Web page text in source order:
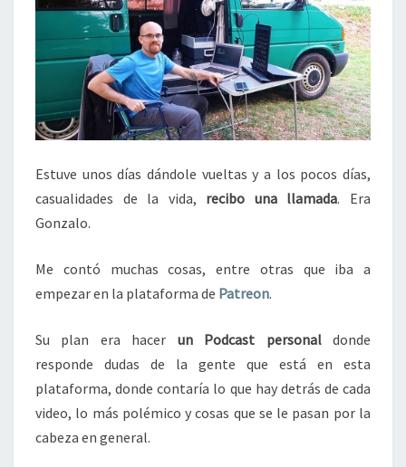
Estuve unos días dándole vueltas y a los pocos días,
casualidades de la vida, recibo una llamada. Era
Gonzalo.
Me contó muchas cosas, entre otras que iba a
empezar en la plataforma de Patreon.
Su plan era hacer un Podcast personaldonde
responde dudas de la gente que está en esta
plataforma, donde contaría lo que hay detrás de cada
video, lo más polémico y cosas que se le pasan por la
cabeza en general.